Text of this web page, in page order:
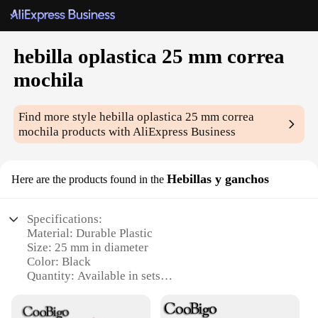
hebilla oplastica 25 mm correa
mochila
Find more stylehebilla oplastica 25 mm correa
mochila products with AliExpress Business
Here are the products found in the Hebillas y ganchos
Specifications:
Material: Durable Plastic
Size: 25 mm in diameter
Color: Black
Quantity: Available in sets
Usage: Ideal for backpacks and bags